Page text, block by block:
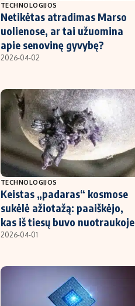
TECHNOLOGIJOS
Netikėtas atradimas Marso
uolienose, ar tai užuomina
apie senovinę gyvybę?
2026-04-02
TECHNOLOGIJOS
Keistas „padaras“ kosmose
sukėlė ažiotažą: paaiškėjo,
kas iš tiesų buvo nuotraukoje
2026-04-01